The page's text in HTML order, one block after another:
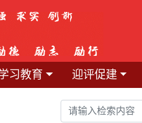
习教育 迎评促建